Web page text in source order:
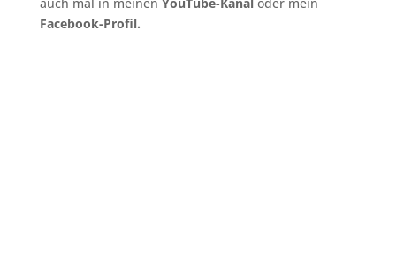
Facebook-Profil.